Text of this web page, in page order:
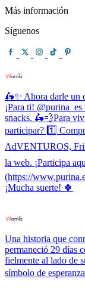
Más información
Síguenos
🛵✨ Ahora darle un
¡Para ti!
snacks. 🛵💨Para
participar? 1️⃣
AdVENTUROS,
la web. ¡Participa
(https://
¡Mucha suerte! 🍀
Una historia que
permaneció 29 días
fielmente al lado de
símbolo de